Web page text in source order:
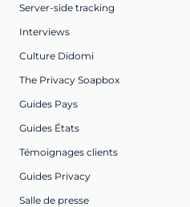
Server-side tracking
Interviews
Culture Didomi
The Privacy Soapbox
Guides Pays
Guides États
Témoignages clients
Guides Privacy
Salle de presse